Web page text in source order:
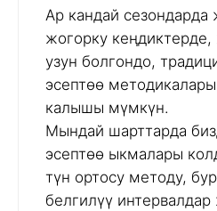
Ар кандай
жогорку
узун болгондо,
эсептөө
калышы мүмкүн.
Мындай шарттарда
эсептөө ыкмалары
түн ортосу методу,
белгилүү